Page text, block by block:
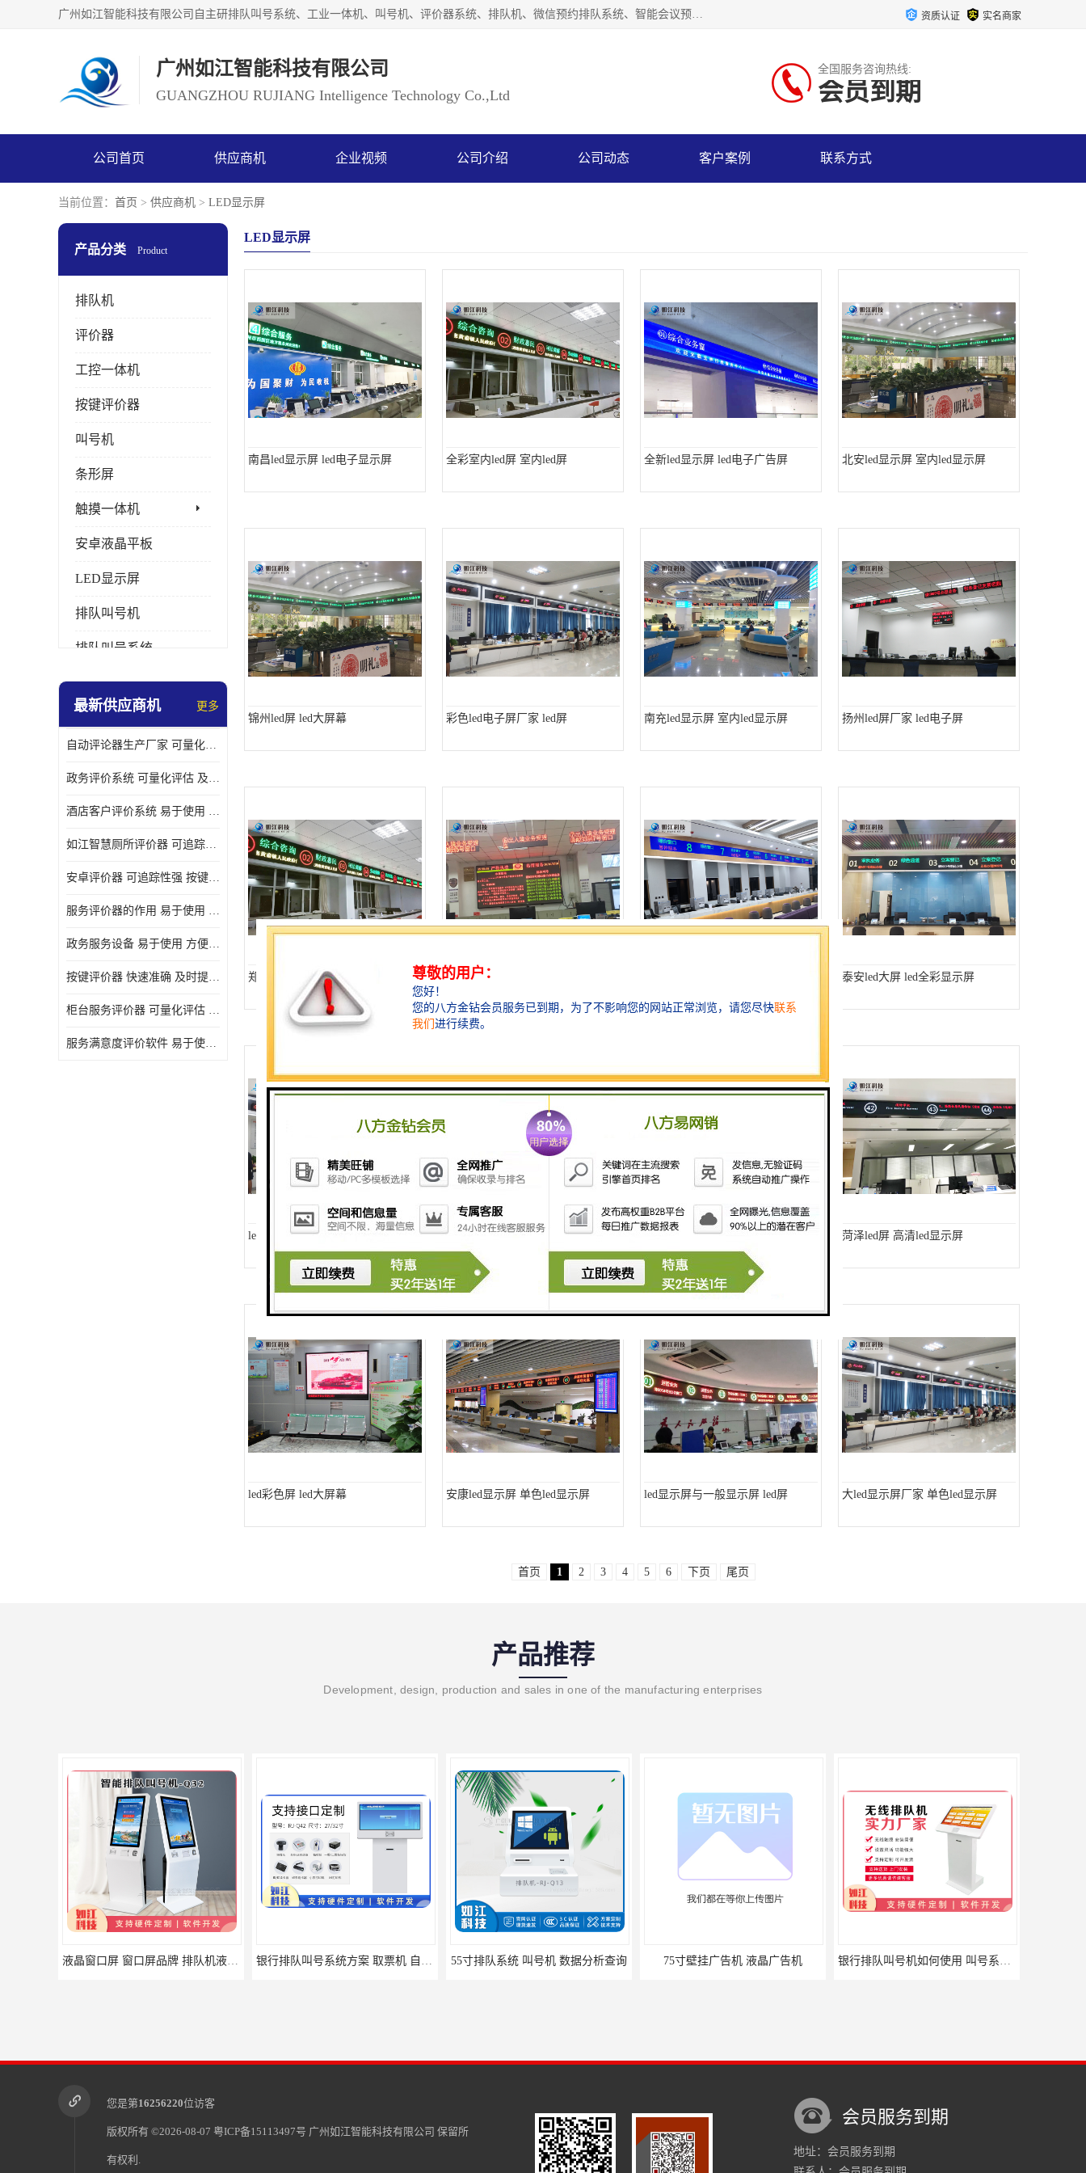
广州如江智能科技有限公司自主研排队叫号系统、工业一体机、叫号机、评价器系统、排队机、微信预约排队系统、智能会议预约系统、自助终端机、自助查询机、LED显示屏、触控一体机、平板会议一体机、教学一体机、室户外液晶广告机等生产以及解决方案，是一家高新技术企业，支持软硬件定制，全国上门安装售后服务。 资质认证 实名商家
广州如江智能科技有限公司
GUANGZHOU RUJIANG Intelligence Technology Co.,Ltd
全国服务咨询热线:
会员到期
公司首页 供应商机 企业视频 公司介绍 公司动态 客户案例 联系方式
当前位置： 首页 > 供应商机 > LED显示屏
产品分类 Product
排队机
评价器
工控一体机
按键评价器
叫号机
条形屏
触摸一体机
安卓液晶平板
LED显示屏
排队叫号机
排队叫号系统
拼接屏
壁挂广告机
液晶广告机
最新供应商机 更多
自动评论器生产厂家 可量化评估 适用于多种应用场景
政务评价系统 可量化评估 及时提供反馈
酒店客户评价系统 易于使用 按键响应速度
如江智慧厕所评价器 可追踪性强 及时提供反馈
安卓评价器 可追踪性强 按键响应速度
服务评价器的作用 易于使用 按键响应速度
政务服务设备 易于使用 方便数据记录和分析
按键评价器 快速准确 及时提供反馈
柜台服务评价器 可量化评估 及时提供反馈
服务满意度评价软件 易于使用 及时提供反馈
LED显示屏
南昌led显示屏 led电子显示屏 全彩室内led屏 室内led屏 全新led显示屏 led电子广告屏 北安led显示屏 室内led显示屏
锦州led屏 led大屏幕 彩色led电子屏厂家 led屏 南充led显示屏 室内led显示屏 扬州led屏厂家 led电子屏
郑州市led显示屏 led 显示屏 兰州led屏 led室内全彩屏 泰安led大屏 led全彩显示屏
led室内邪恶显示屏 led电子显示屏 太原led室内显示屏 全彩led显示屏 led 电子显示屏 单色led显示屏 菏泽led屏 高清led显示屏
led彩色屏 led大屏幕 安康led显示屏 单色led显示屏 led显示屏与一般显示屏 led屏 大led显示屏厂家 单色led显示屏
首页 1 2 3 4 5 6 下页 尾页
产品推荐
Development, design, production and sales in one of the manufacturing enterprises
液晶窗口屏 窗口屏品牌 排队机液晶窗口屏价格 银行排队叫号系统方案 取票机 自助排队 55寸排队系统 叫号机 数据分析查询 75寸壁挂广告机 液晶广告机 银行排队叫号机如何使用 叫号系统 无线自助服务
您是第16256220位访客
版权所有 ©2026-08-07 粤ICP备15113497号 广州如江智能科技有限公司 保留所
有权利.
会员服务到期
地址：会员服务到期